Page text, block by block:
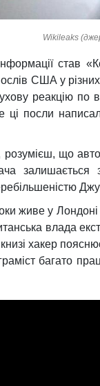
Wikileaks
став
США у
реакцію по
посли
що
залишається
живе у
влада
хакер
багато